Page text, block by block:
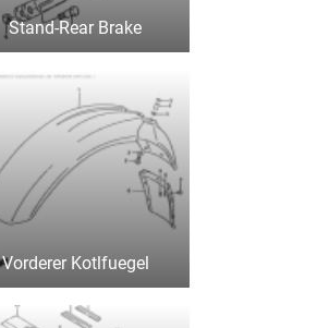
Stand-Rear Brake
Vorderer Kotlfuegel